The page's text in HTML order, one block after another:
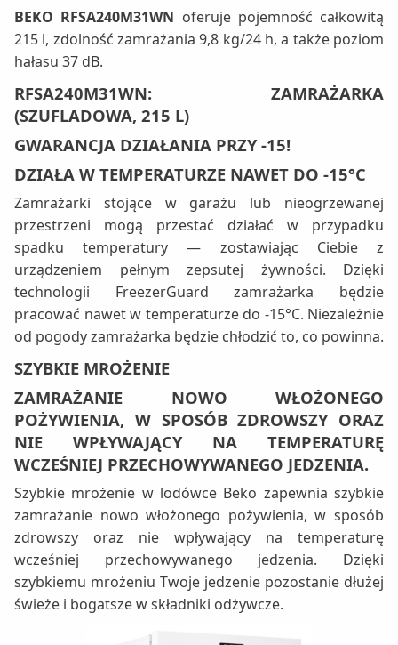
BEKO RFSA240M31WN oferuje pojemność całkowitą
215 l, zdolność zamrażania 9,8 kg/24 h, a także poziom
hałasu 37 dB.
RFSA240M31WN: ZAMRAŻARKA
(SZUFLADOWA, 215 L)
GWARANCJA DZIAŁANIA PRZY -15!
DZIAŁA W TEMPERATURZE NAWET DO -15°C
Zamrażarki stojące w garażu lub nieogrzewanej
przestrzeni mogą przestać działać w przypadku
spadku temperatury — zostawiając Ciebie z
urządzeniem pełnym zepsutej żywności. Dzięki
technologii FreezerGuard zamrażarka będzie
pracować nawet w temperaturze do -15°C. Niezależnie
od pogody zamrażarka będzie chłodzić to, co powinna.
SZYBKIE MROŻENIE
ZAMRAŻANIE NOWO WŁOŻONEGO
POŻYWIENIA, W SPOSÓB ZDROWSZY ORAZ
NIE WPŁYWAJĄCY NA TEMPERATURĘ
WCZEŚNIEJ PRZECHOWYWANEGO JEDZENIA.
Szybkie mrożenie w lodówce Beko zapewnia szybkie
zamrażanie nowo włożonego pożywienia, w sposób
zdrowszy oraz nie wpływający na temperaturę
wcześniej przechowywanego jedzenia. Dzięki
szybkiemu mrożeniu Twoje jedzenie pozostanie dłużej
świeże i bogatsze w składniki odżywcze.